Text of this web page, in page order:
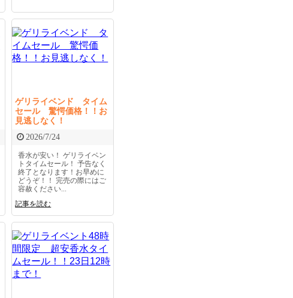
ゲリライベンド タイム
セール 驚愕価格！！お
見逃しなく！
2026/7/24
香水が安い！ ゲリライベン
トタイムセール！ 予告なく
終了となります！お早めに
どうぞ！！ 完売の際にはご
容赦ください...
記事を読む